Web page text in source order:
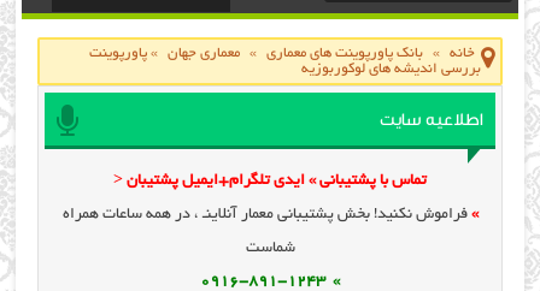
خانه » بانک پاورپوینت های معماری » معماری جهان »پاورپوینت
بررسی اندیشه های لوکوربوزیه
اطلاعیه سایت
تماس با پشتیبانی » ایدی تلگرام+ایمیل پشتیبان <
» فراموش نکنید! بخش پشتیبانی معمار آنلاینـ ، در همه ساعات همراه
شماست
» 0916-891-1243